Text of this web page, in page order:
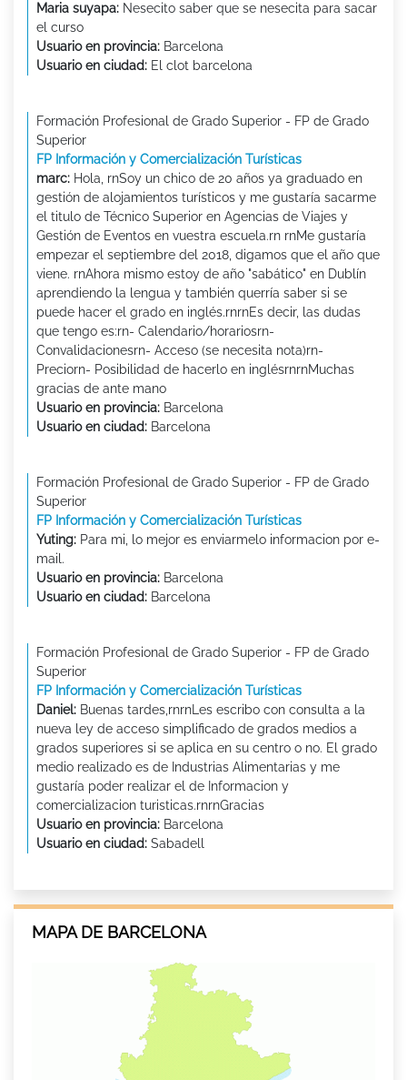
Maria suyapa: Nesecito saber que se nesecita para sacar
el curso
Usuario en provincia: Barcelona
Usuario en ciudad: El clot barcelona
Formación Profesional de Grado Superior - FP de Grado
Superior
FP Información y Comercialización Turísticas
marc: Hola, rnSoy un chico de 20 años ya graduado en
gestión de alojamientos turísticos y me gustaría sacarme
el titulo de Técnico Superior en Agencias de Viajes y
Gestión de Eventos en vuestra escuela.rn rnMe gustaría
empezar el septiembre del 2018, digamos que el año que
viene. rnAhora mismo estoy de año "sabático" en Dublín
aprendiendo la lengua y también querría saber si se
puede hacer el grado en inglés.rnrnEs decir, las dudas
que tengo es:rn- Calendario/horariosrn-
Convalidacionesrn- Acceso (se necesita nota)rn-
Preciorn- Posibilidad de hacerlo en inglésrnrnMuchas
gracias de ante mano
Usuario en provincia: Barcelona
Usuario en ciudad: Barcelona
Formación Profesional de Grado Superior - FP de Grado
Superior
FP Información y Comercialización Turísticas
Yuting: Para mi, lo mejor es enviarmelo informacion por e-
mail.
Usuario en provincia: Barcelona
Usuario en ciudad: Barcelona
Formación Profesional de Grado Superior - FP de Grado
Superior
FP Información y Comercialización Turísticas
Daniel: Buenas tardes,rnrnLes escribo con consulta a la
nueva ley de acceso simplificado de grados medios a
grados superiores si se aplica en su centro o no. El grado
medio realizado es de Industrias Alimentarias y me
gustaría poder realizar el de Informacion y
comercializacion turisticas.rnrnGracias
Usuario en provincia: Barcelona
Usuario en ciudad: Sabadell
MAPA DE BARCELONA